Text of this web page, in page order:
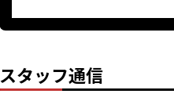
スタッフ通信